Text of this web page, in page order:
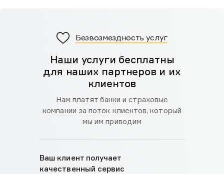
Безвозмездность услуг
Наши услуги бесплатны
для наших партнеров и их
клиентов
Нам платят банки и страховые
компании за поток клиентов, который
мы им приводим
Ваш клиент получает
качественный сервис